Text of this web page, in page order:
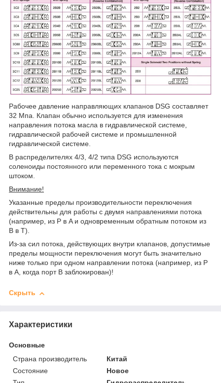
Рабочее давление направляющих клапанов DSG составляет
32 Мпа. Клапан обычно используется для изменения
направления потока масла в гидравлической системе,
гидравлической рабочей системе и промышленной
гидравлической системе.
В распределителях 4/3, 4/2 типа DSG используются
соленоиды постоянного или переменного тока с мокрым
штоком.
Внимание!
Указанные пределы производительности переключения
действительны для работы с двумя направлениями потока
(например, из P в A и одновременным обратным потоком из
B в T).
Из-за сил потока, действующих внутри клапанов, допустимые
пределы мощности переключения могут быть значительно
ниже только при одном направлении потока (например, из P
в A, когда порт B заблокирован)!
Скрыть
Характеристики
Основные
Страна производитель
Китай
Состояние
Новое